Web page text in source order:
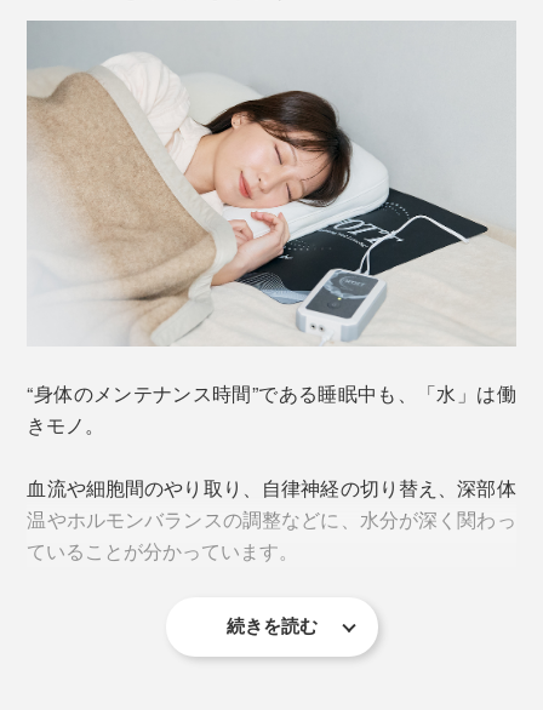
人間の身体は、血液の約80％、リンパ液の約95％、筋
肉の約70％が水分であることに注目。
ずという仮説が出発点でした。
以来46年間に渡り、60以上の大学や研究機関で研究し
水滴を約１億8000万分の１に極小化し
“身体のメンテナンス時間”である睡眠中も、「水」は働
きモノ。
血流や細胞間のやり取り、自律神経の切り替え、深部体
温やホルモンバランスの調整などに、水分が深く関わっ
ていることが分かっています。
水分が足りない、または偏っている状態では、「眠りが
続きを読む